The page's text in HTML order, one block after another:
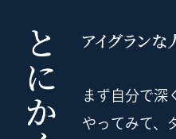
まず自分で深
やってみて、